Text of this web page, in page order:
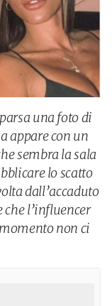
una foto di
appare con un
sembra la sala
lo scatto
dall’accaduto
che l’influencer
non ci